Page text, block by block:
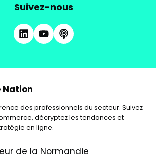
Suivez-nous
Nation
des professionnels du secteur. Suivez
décryptez les tendances et
en ligne.
de la Normandie